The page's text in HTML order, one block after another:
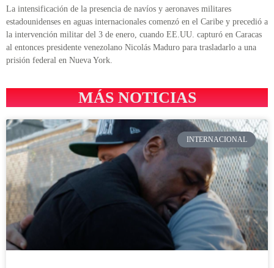
La intensificación de la presencia de navíos y aeronaves militares
estadounidenses en aguas internacionales comenzó en el Caribe y precedió a
la intervención militar del 3 de enero, cuando EE.UU. capturó en Caracas
al entonces presidente venezolano Nicolás Maduro para trasladarlo a una
prisión federal en Nueva York.
MÁS NOTICIAS
INTERNACIONAL